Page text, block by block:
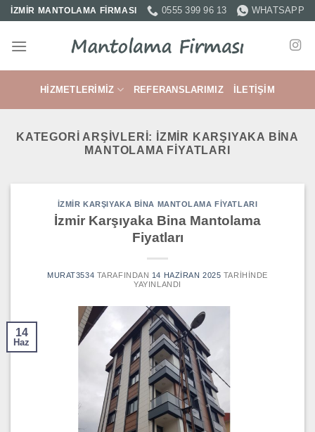
İçeriğe
İZMİR MANTOLAMA FİRMASI 0555 399 96 13 WHATSAPP
HIZMETLERIMIZ REFERANSLARIMIZ İLETIŞIM
KATEGORI ARŞIVLERI:
İZMIR KARŞIYAKA BINA
MANTOLAMA FIYATLARI
İZMIR KARŞIYAKA BINA MANTOLAMA FIYATLARI
İzmir Karşıyaka Bina Mantolama
Fiyatları
MURAT3534 TARAFINDAN 14 HAZIRAN 2025 TARIHINDE
YAYINLANDI
14
Haz